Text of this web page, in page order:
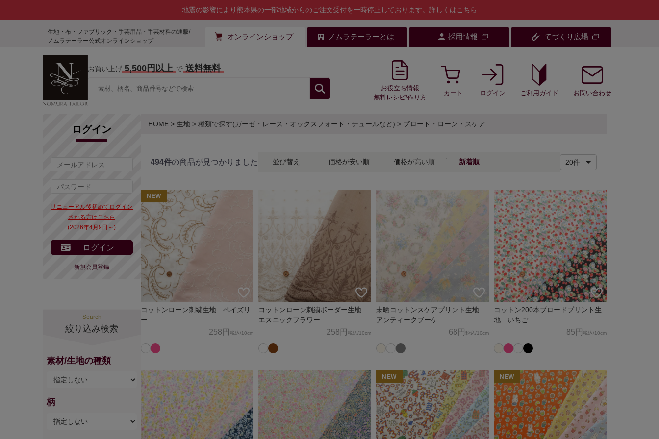
地震の影響により熊本県の一部地域からのご注文受付を一時停止しております。 詳しくはこちら
生地・布・ファブリック・手芸用品・手芸材料の通販/
ノムラテーラー公式オンラインショップ
オンラインショップ ノムラテーラーとは 採用情報 てづくり広場
お買い上げ 5,500円以上 で 送料無料
お役立ち情報
無料レシピ/作り方
カート ログイン ご利用ガイド お問い合わせ
ログイン
リニューアル後初めてログイン
される方はこちら
(2026年4月9日～)
ログイン
新規会員登録
Search
絞り込み検索
素材/生地の種類
柄
HOME > 生地 > 種類で探す(ガーゼ・レース・オックスフォード・チュールなど) > ブロード・ローン・スケア
494件の商品が見つかりました 並び替え 価格が安い順 価格が高い順 新着順
NEW
コットンローン刺繍生地 ペイズリ
ー
258円 税込/10cm
コットンローン刺繍ボーダー生地
エスニックフラワー
258円 税込/10cm
未晒コットンスケアプリント生地
アンティークブーケ
68円 税込/10cm
コットン200本ブロードプリント生
地 いちご
85円 税込/10cm
NEW NEW